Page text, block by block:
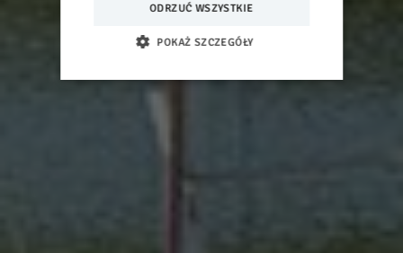
ODRZUĆ WSZYSTKIE
POKAŻ SZCZEGÓŁY